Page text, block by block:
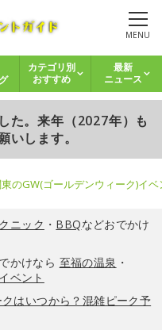
MENU
カテゴリ別
おすすめ
最新
ニュース
た。来年（2027年）も
いします。
のGW(ゴールデンウィーク)イ
ニック ・ BBQなどおでかけ
かけなら 至福の温泉 ・
ベント
はいつから？混雑ピーク予